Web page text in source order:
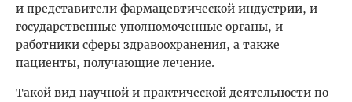
и представители фармацевтической индустрии, и
государственные уполномоченные органы, и
работники сферы здравоохранения, а также
пациенты, получающие лечение.
Такой вид научной и практической деятельности по